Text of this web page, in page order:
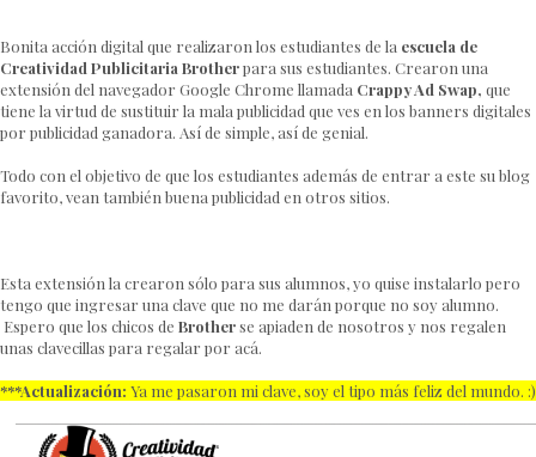
Bonita acción digital que realizaron los estudiantes de la escuela de
Creatividad Publicitaria Brotherpara sus estudiantes. Crearon una
extensión del navegador Google Chrome llamada Crappy Ad Swap, que
tiene la virtud de sustituir la mala publicidad que ves en los banners digitales
por publicidad ganadora. Así de simple, así de genial.
Todo con el objetivo de que los estudiantes además de entrar a este su blog
favorito, vean también buena publicidad en otros sitios.
Esta extensión la crearon sólo para sus alumnos, yo quise instalarlo pero
tengo que ingresar una clave que no me darán porque no soy alumno.
Espero que los chicos de Brotherse apiaden de nosotros y nos regalen
unas clavecillas para regalar por acá.
***Actualización: Ya me pasaron mi clave, soy el tipo más feliz del mundo. :)